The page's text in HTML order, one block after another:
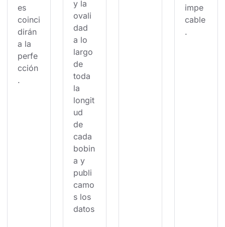
es
coinci
dirán
a la
perfe
cción
.
y la
ovali
dad
a lo
largo
de
toda
la
longit
ud
de
cada
bobin
a y
publi
camo
s los
datos
impe
cable
.